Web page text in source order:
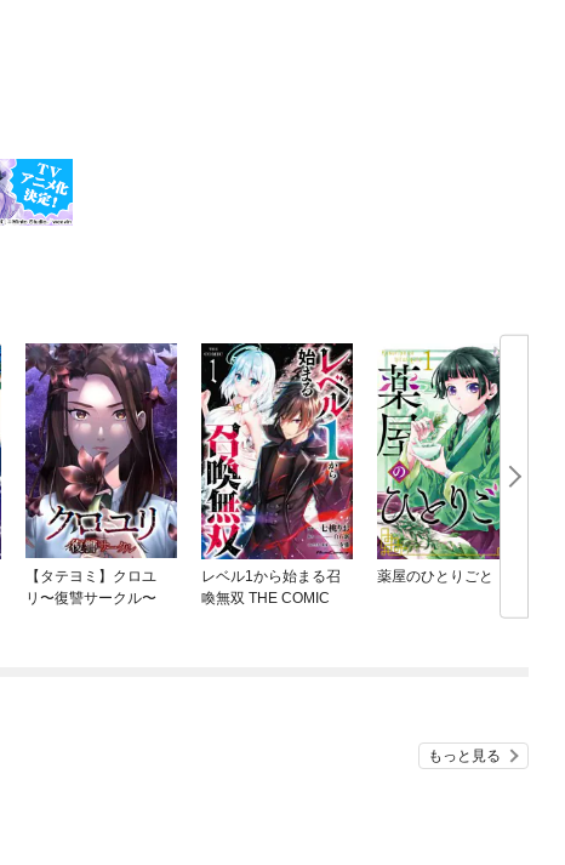
【タテヨミ】クロユ
リ〜復讐サークル〜
レベル1から始まる召
喚無双 THE COMIC
薬屋のひとりごと
もっと見る